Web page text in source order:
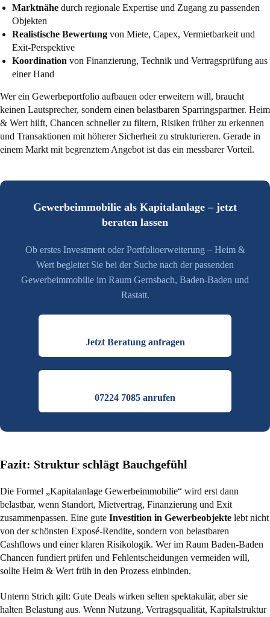
Marktnähe durch regionale Expertise und Zugang zu passenden
Objekten
Realistische Bewertung von Miete, Capex, Vermietbarkeit und
Exit-Perspektive
Koordination von Finanzierung, Technik und Vertragsprüfung aus
einer Hand
Wer ein Gewerbeportfolio aufbauen oder erweitern will, braucht
keinen Lautsprecher, sondern einen belastbaren Sparringspartner. Heim
& Wert hilft, Chancen schneller zu filtern, Risiken früher zu erkennen
und Transaktionen mit höherer Sicherheit zu strukturieren. Gerade in
einem Markt mit begrenztem Angebot ist das ein messbarer Vorteil.
Gewerbeimmobilie als Kapitalanlage – jetzt
beraten lassen
Ob erstes Investment oder Portfolioerweiterung – Heim &
Wert begleitet Sie bei der Suche nach der passenden
Gewerbeimmobilie im Raum Gernsbach, Baden-Baden und
Rastatt.
Jetzt Beratung anfragen
07224 7085 anrufen
Fazit: Struktur schlägt Bauchgefühl
Die Formel „Kapitalanlage Gewerbeimmobilie“ wird erst dann
belastbar, wenn Standort, Mietvertrag, Finanzierung und Exit
zusammenpassen. Eine gute Investition in Gewerbeobjekte lebt nicht
von der schönsten Exposé-Rendite, sondern von belastbaren
Cashflows und einer klaren Risikologik. Wer im Raum Baden-Baden
Chancen fundiert prüfen und Fehlentscheidungen vermeiden will,
sollte Heim & Wert früh in den Prozess einbinden.
Unterm Strich gilt: Gute Deals wirken selten spektakulär, aber sie
halten Belastung aus. Wenn Nutzung, Vertragsqualität, Kapitalstruktur